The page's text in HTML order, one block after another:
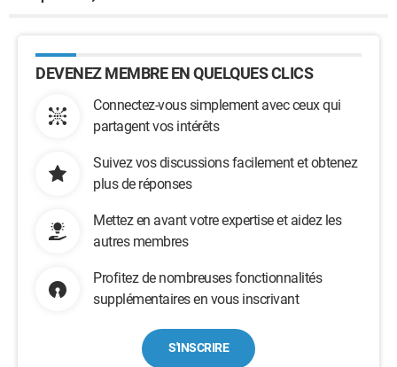
DEVENEZ MEMBRE EN QUELQUES CLICS
Connectez-vous simplement avec ceux qui
partagent vos intérêts
Suivez vos discussions facilement et obtenez
plus de réponses
Mettez en avant votre expertise et aidez les
autres membres
Profitez de nombreuses fonctionnalités
supplémentaires en vous inscrivant
S'INSCRIRE